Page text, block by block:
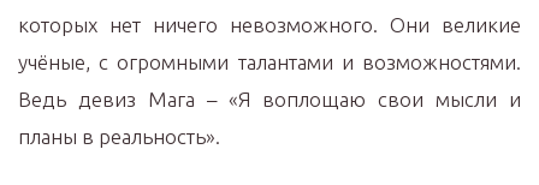
которых нет ничего невозможного. Они великие
учёные, с огромными талантами и возможностями.
Ведь девиз Мага – «Я воплощаю свои мысли и
планы в реальность».